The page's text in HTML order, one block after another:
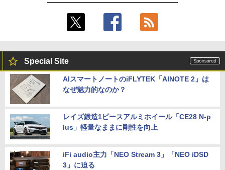
Special Site
AIスマートノートのiFLYTEK「AINOTE 2」は
なぜ魅力的なのか？
レイズ鍛造1ピースアルミホイール「CE28 N-p
lus」軽量なままに剛性を向上
iFi audio主力「NEO Stream 3」「NEO iDSD
3」に迫る